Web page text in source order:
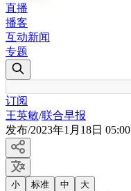
直播
播客
互动新闻
专题
订阅
王英敏/联合早报
发布/2023年1月18日 05:00
小 标准 中 大